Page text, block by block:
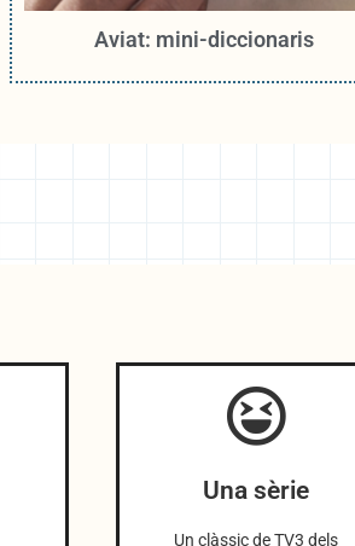
Aviat: mini-diccionaris
Una sèrie
Un clàssic de TV3 dels